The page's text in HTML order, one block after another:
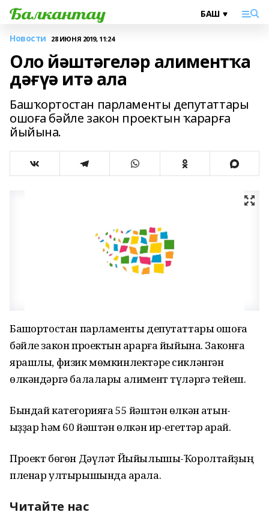
Новости 28 ИЮНЯ 2019, 11:24
Оло йәштәгеләр алиментҡа
дәғүә итә ала
Башҡортостан парламенты депутаттары
ошоға бәйле закон проектын ҡарарға
йыйына.
Башҡортостан парламенты депутаттары ошоға
бәйле закон проектын ҡарарға йыйына. Законға
ярашлы, физик мөмкинлектәре сикләнгән
өлкәндәргә балалары алимент түләргә тейеш.
Бындай категорияға 55 йәштән өлкән ҡатын-
ҡыҙҙар һәм 60 йәштән өлкән ир-егеттәр ҡарай.
Проект бөгөн Дәүләт Йыйылышы-Ҡоролтайҙың
пленар ултырышында ҡарала.
Читайте нас